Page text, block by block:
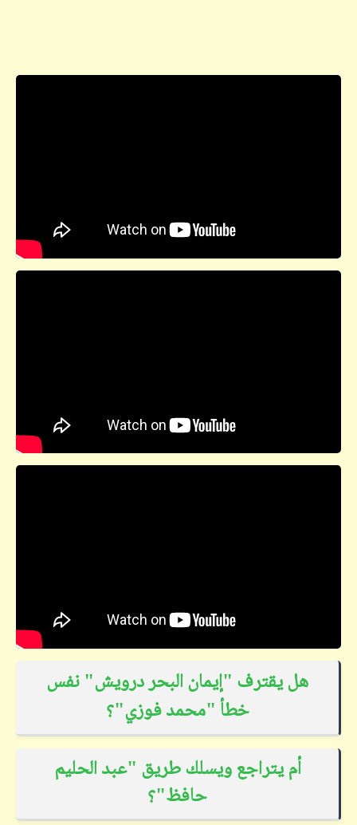
هل يقترف "إيمان البحر درويش" نفس
خطأ "محمد فوزي"؟
أم يتراجع ويسلك طريق "عبد الحليم
حافظ"؟